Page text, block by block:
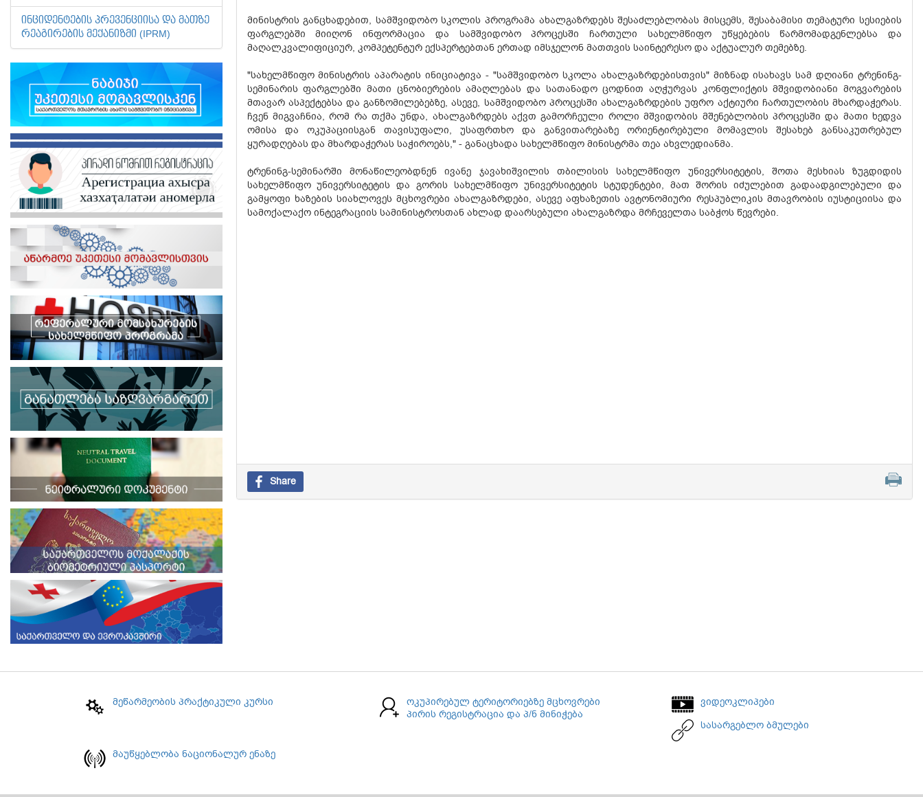
ᲘᲜᲪᲘᲓᲔᲜᲢᲔᲑᲘᲡ ᲞᲠᲔᲕᲔᲜᲪᲘᲘᲡᲐ ᲓᲐ ᲛᲐᲗᲖᲔ
ᲠᲔᲐᲒᲘᲠᲔᲑᲘᲡ ᲛᲔᲥᲐᲜᲘᲖᲛᲘ (IPRM)
მინისტრის განცხადებით, სამშვიდობო სკოლის პროგრამა ახალგაზრდებს შესაძლებლობას მისცემს, შესაბამისი თემატური სესიების
ფარგლებში მიიღონ ინფორმაცია და სამშვიდობო პროცესში ჩართული სახელმწიფო უწყებების წარმომადგენლებსა და
მაღალკვალიფიციურ, კომპეტენტურ ექსპერტებთან ერთად იმსჯელონ მათთვის საინტერესო და აქტუალურ თემებზე.
"სახელმწიფო მინისტრის აპარატის ინიციატივა - "სამშვიდობო სკოლა ახალგაზრდებისთვის" მიზნად ისახავს სამ დღიანი ტრენინგ-
სემინარის ფარგლებში მათი ცნობიერების ამაღლებას და სათანადო ცოდნით აღჭურვას კონფლიქტის მშვიდობიანი მოგვარების
მთავარ ასპექტებსა და განზომილებებზე, ასევე, სამშვიდობო პროცესში ახალგაზრდების უფრო აქტიური ჩართულობის მხარდაჭერას.
ჩვენ მიგვაჩნია, რომ რა თქმა უნდა, ახალგაზრდებს აქვთ გამორჩეული როლი მშვიდობის მშენებლობის პროცესში და მათი ხედვა
ომისა და ოკუპაციისგან თავისუფალი, უსაფრთხო და განვითარებაზე ორიენტირებული მომავლის შესახებ განსაკუთრებულ
ყურადღებას და მხარდაჭერას საჭიროებს," - განაცხადა სახელმწიფო მინისტრმა თეა ახვლედიანმა.
ტრენინგ-სემინარში მონაწილეობდნენ ივანე ჯავახიშვილის თბილისის სახელმწიფო უნივერსიტეტის, შოთა მესხიას ზუგდიდის
სახელმწიფო უნივერსიტეტის და გორის სახელმწიფო უნივერსიტეტის სტუდენტები, მათ შორის იძულებით გადაადგილებული და
გამყოფი ხაზების სიახლოვეს მცხოვრები ახალგაზრდები, ასევე აფხაზეთის ავტონომიური რესპუბლიკის მთავრობის იუსტიციისა და
სამოქალაქო ინტეგრაციის სამინისტროსთან ახლად დაარსებული ახალგაზრდა მრჩეველთა საბჭოს წევრები.
Share
მეწარმეობის პრაქტიკული კურსი
ოკუპირებულ ტერიტორიებზე მცხოვრები
პირის რეგისტრაცია და პ/ნ მინიჭება
ვიდეოკლიპები
სასარგებლო ბმულები
მაუწყებლობა ნაციონალურ ენაზე